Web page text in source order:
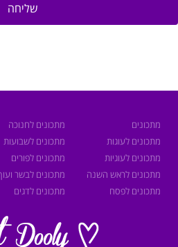
שליחה
מתכונים
מתכונים לעוגות
מתכונים לעוגיות
מתכונים לראש השנה
מתכונים לפסח
מתכונים לחנוכה
מתכונים לשבועות
מתכונים לפורים
מתכונים לבשר ועוף
מתכונים לדגים